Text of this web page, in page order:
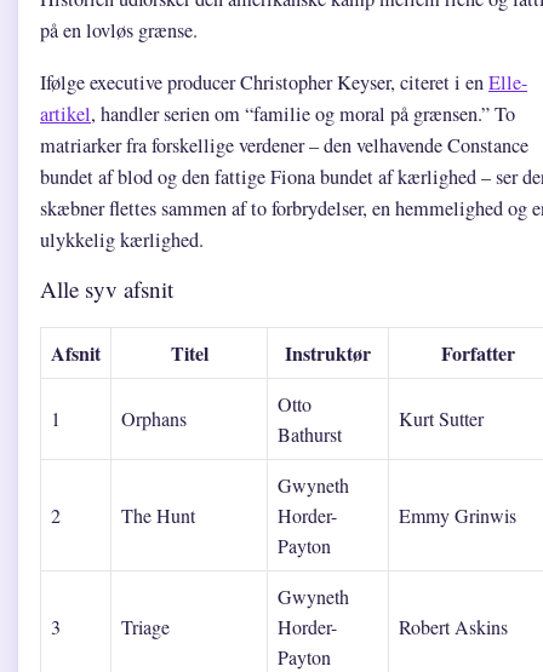
på en lovløs grænse.
Ifølge executive producer Christopher Keyser, citeret i enElle-
artikel, handler serien om “familie og moral på grænsen.” To
matriarker fra forskellige verdener – den velhavende Constance
bundet af blod og den fattige Fiona bundet af kærlighed – ser
skæbner flettes sammen af to forbrydelser, en hemmelighed og
ulykkelig kærlighed.
Alle syv afsnit
Afsnit Titel Instruktør Forfatter
1 Orphans
Otto
Bathurst
Kurt Sutter
2 The Hunt
Gwyneth
Horder-
Payton
Emmy Grinwis
3 Triage
Gwyneth
Horder-
Payton
Robert Askins